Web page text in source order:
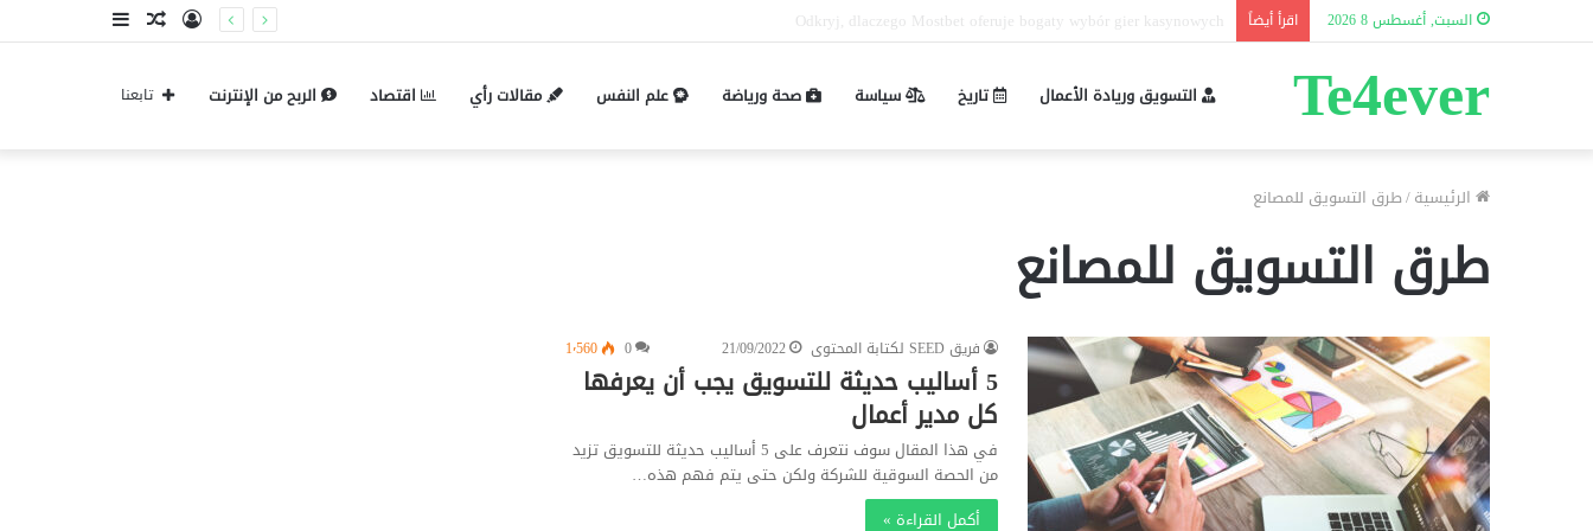
السبت, أغسطس 8 2026 اقرأ أيضاً Pin-up mobil və masaüstü giriş fərqləri: Performans tərkibi nədir?
إضافةمقالتسجيل
Te4ever التسويق وريادة الأعمال تاريخ سياسة صحة ورياضة علم النفس مقالات رأي اقتصاد الربح من الإنترنت تابعنا
الرئيسية/طرق التسويق للمصانع
طرق التسويق للمصانع
فريق SEED لكتابة المحتوى 21/09/2022
0 1٬560
5 أساليب حديثة للتسويق يجب أن يعرفها
كل مدير أعمال
في هذا المقال سوف نتعرف على 5 أساليب حديثة للتسويق تزيد
من الحصة السوقية للشركة ولكن حتى يتم فهم هذه…
أكمل القراءة »